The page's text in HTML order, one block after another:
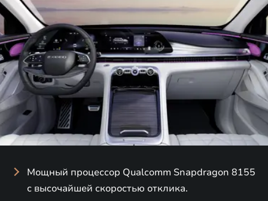
Мощный процессор Qualcomm Snapdragon 8155
с высочайшей скоростью отклика.